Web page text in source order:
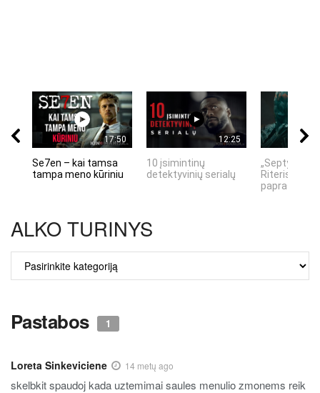
17:50
Se7en – kai tamsa
tampa meno kūriniu
12:25
10 įsimintinų
detektyvinių serialų
„Septynių
Riteris" – kai
ALKO TURINYS
TURINYS
Pastabos 1
Loreta Sinkeviciene 14 metų ago
skelbkit spaudoj kada uztemimai saules menulio zmonems reik